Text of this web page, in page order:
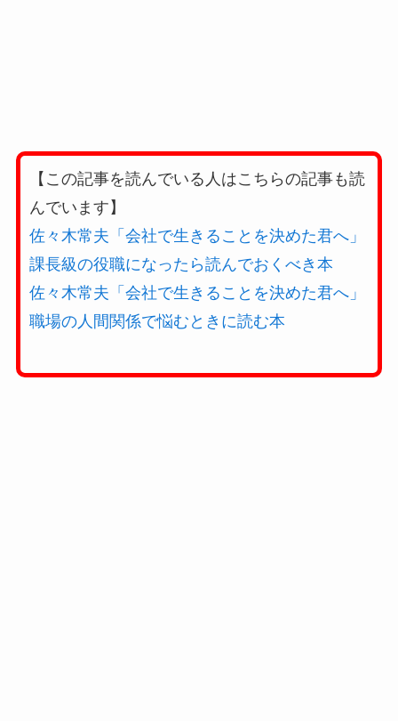
【この記事を読んでいる人はこちらの記事も読
んでいます】
佐々木常夫「会社で生きることを決めた君へ」
課長級の役職になったら読んでおくべき本
佐々木常夫「会社で生きることを決めた君へ」
職場の人間関係で悩むときに読む本